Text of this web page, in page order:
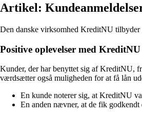
Artikel:
Den danske virksomhed KreditNU tilbyder
Positive oplevelser med KreditNU
Kunder, der har benyttet sig af KreditNU,
værdsætter også muligheden for at få lån
En kunde noterer sig, at KreditNU
En anden nævner, at de fik godkendt